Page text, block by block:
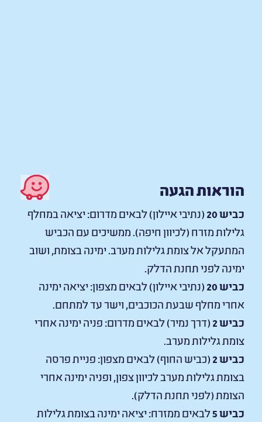
הוראות הגעה
כביש 20
(נתיבי איילון) לבאים מדרום: יציאה במחלף
גלילות מזרח (לכיוון חיפה). ממשיכים עם הכביש
המתעקל אל צומת גלילות מערב. ימינה בצומת, ושוב
ימינה לפני תחנת הדלק.
כביש 20
(נתיבי איילון) לבאים מצפון: יציאה ימינה
אחרי מחלף שבעת הכוכבים, וישר עד למתחם.
כביש 2 (דרך נמיר) לבאים מדרום: פניה ימינה אחרי
צומת גלילות מערב.
כביש 2 (כביש החוף) לבאים מצפון: פניית פרסה
בצומת גלילות מערב לכיוון צפון, ופניה ימינה אחרי
הצומת (לפני תחנת הדלק).
כביש 5
לבאים ממזרח: יציאה ימינה בצומת גלילות